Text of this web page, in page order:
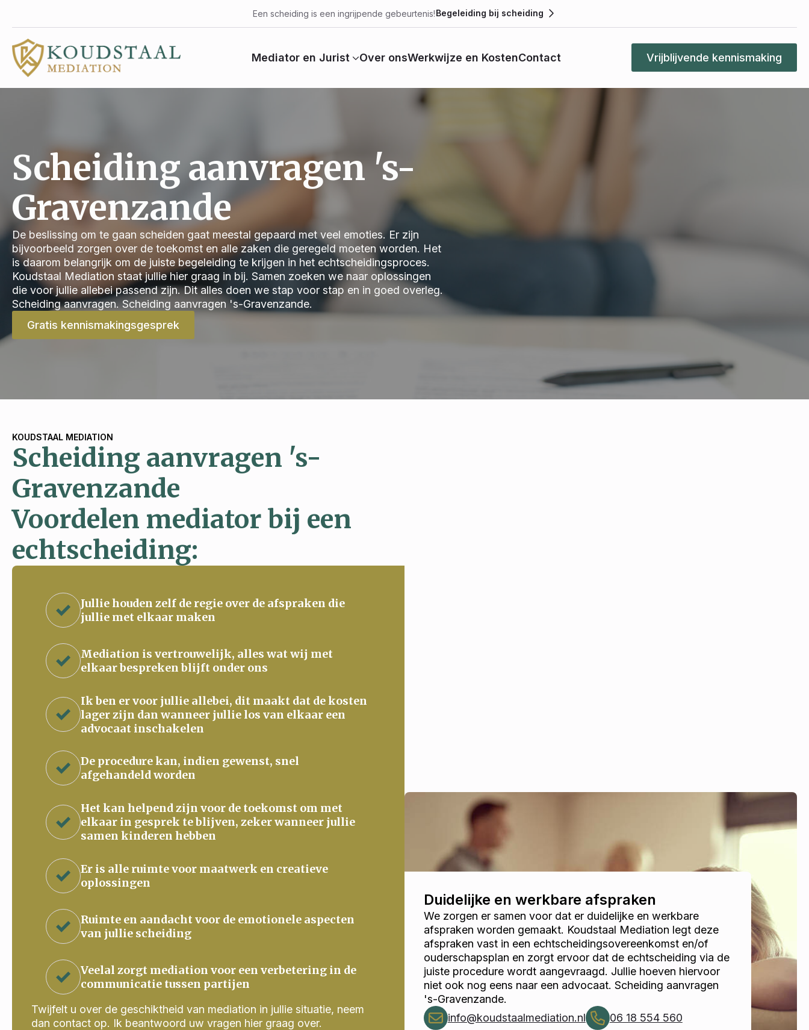
Een scheiding is een ingrijpende gebeurtenis!Begeleiding bij scheiding
Mediator en Jurist Over onsWerkwijze en KostenContact Vrijblijvende kennismaking
Scheiding aanvragen 's-
Gravenzande
De beslissing om te gaan scheiden gaat meestal gepaard met veel emoties. Er zijn
bijvoorbeeld zorgen over de toekomst en alle zaken die geregeld moeten worden. Het
is daarom belangrijk om de juiste begeleiding te krijgen in het echtscheidingsproces.
Koudstaal Mediation staat jullie hier graag in bij. Samen zoeken we naar oplossingen
die voor jullie allebei passend zijn. Dit alles doen we stap voor stap en in goed overleg.
Scheiding aanvragen. Scheiding aanvragen 's-Gravenzande.
Gratis kennismakingsgesprek
KOUDSTAAL MEDIATION
Scheiding aanvragen 's-
Gravenzande
Voordelen mediator bij een
echtscheiding:
Jullie houden zelf de regie over de afspraken die
jullie met elkaar maken
Mediation is vertrouwelijk, alles wat wij met
elkaar bespreken blijft onder ons
Ik ben er voor jullie allebei, dit maakt dat de kosten
lager zijn dan wanneer jullie los van elkaar een
advocaat inschakelen
De procedure kan, indien gewenst, snel
afgehandeld worden
Het kan helpend zijn voor de toekomst om met
elkaar in gesprek te blijven, zeker wanneer jullie
samen kinderen hebben
Er is alle ruimte voor maatwerk en creatieve
oplossingen
Ruimte en aandacht voor de emotionele aspecten
van jullie scheiding
Veelal zorgt mediation voor een verbetering in de
communicatie tussen partijen
Twijfelt u over de geschiktheid van mediation in jullie situatie, neem
dan contact op. Ik beantwoord uw vragen hier graag over.
Duidelijke en werkbare afspraken
We zorgen er samen voor dat er duidelijke en werkbare
afspraken worden gemaakt. Koudstaal Mediation legt deze
afspraken vast in een echtscheidingsovereenkomst en/of
ouderschapsplan en zorgt ervoor dat de echtscheiding via de
juiste procedure wordt aangevraagd. Jullie hoeven hiervoor
niet ook nog eens naar een advocaat. Scheiding aanvragen
's-Gravenzande.
info@koudstaalmediation.nl
06 18 554 560